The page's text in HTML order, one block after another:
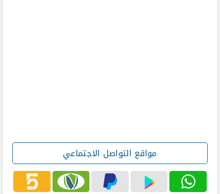
مواقع التواصل الاجتماعي